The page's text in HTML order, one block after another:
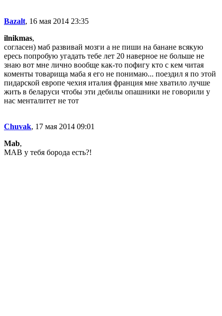
Bazalt, 16 мая 2014 23:35
ilnikmas,
согласен) маб развивай мозги а не пиши на банане всякую
ересь попробую угадать тебе лет 20 наверное не больше не
знаю вот мне лично вообще как-то пофигу кто с кем читая
коменты товарища маба я его не понимаю... поездил я по этой
пидарской европе чехия италия франция мне хватило лучше
жить в беларуси чтобы эти дебилы опашники не говорили у
нас менталитет не тот
Chuvak, 17 мая 2014 09:01
Mab,
МАВ у тебя борода есть?!